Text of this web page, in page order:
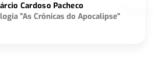
Cardoso Pacheco
"As Crônicas do Apocalipse"